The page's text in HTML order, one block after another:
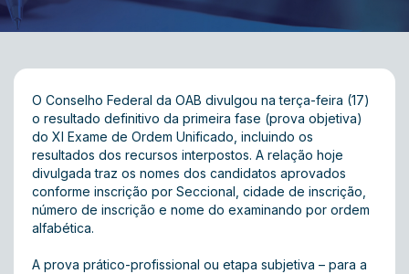
O Conselho Federal da OAB divulgou na terça-feira (17)
o resultado definitivo da primeira fase (prova objetiva)
do XI Exame de Ordem Unificado, incluindo os
resultados dos recursos interpostos. A relação hoje
divulgada traz os nomes dos candidatos aprovados
conforme inscrição por Seccional, cidade de inscrição,
número de inscrição e nome do examinando por ordem
alfabética.
A prova prático-profissional ou etapa subjetiva – para a